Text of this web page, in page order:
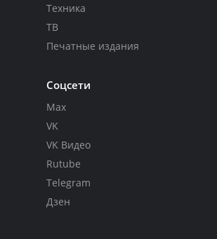
Техника
ТВ
Печатные издания
Соцсети
Max
VK
VK Видео
Rutube
Telegram
Дзен